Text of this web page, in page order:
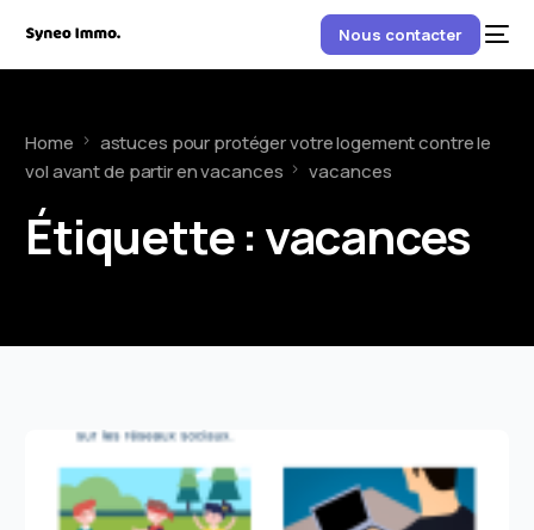
Nous contacter
Home
astuces pour protéger votre logement contre le
vol avant de partir en vacances
vacances
Étiquette :vacances